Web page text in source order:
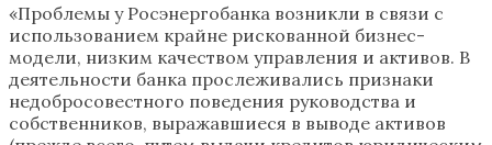
«Проблемы у Росэнергобанка возникли в связи с
использованием крайне рискованной бизнес-
модели, низким качеством управления и активов. В
деятельности банка прослеживались признаки
недобросовестного поведения руководства и
собственников, выражавшиеся в выводе активов